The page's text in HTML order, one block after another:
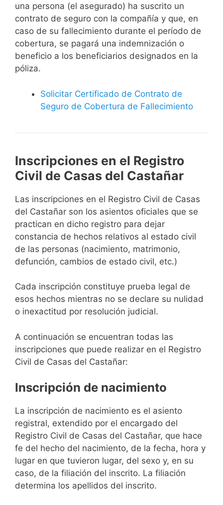
una persona (el asegurado) ha suscrito un
contrato de seguro con la compañía y que, en
caso de su fallecimiento durante el período de
cobertura, se pagará una indemnización o
beneficio a los beneficiarios designados en la
póliza.
Solicitar Certificado de Contrato de
Seguro de Cobertura de Fallecimiento
Inscripciones en el Registro
Civil de Casas del Castañar
Las inscripciones en el Registro Civil de Casas
del Castañar son los asientos oficiales que se
practican en dicho registro para dejar
constancia de hechos relativos al estado civil
de las personas (nacimiento, matrimonio,
defunción, cambios de estado civil, etc.)
Cada inscripción constituye prueba legal de
esos hechos mientras no se declare su nulidad
o inexactitud por resolución judicial.
A continuación se encuentran todas las
inscripciones que puede realizar en el Registro
Civil de Casas del Castañar:
Inscripción de nacimiento
La inscripción de nacimiento es el asiento
registral, extendido por el encargado del
Registro Civil de Casas del Castañar, que hace
fe del hecho del nacimiento, de la fecha, hora y
lugar en que tuvieron lugar, del sexo y, en su
caso, de la filiación del inscrito. La filiación
determina los apellidos del inscrito.